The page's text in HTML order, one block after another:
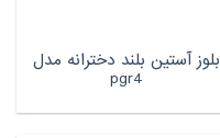
بلوز آستین بلند دخترانه مدل
pgr4